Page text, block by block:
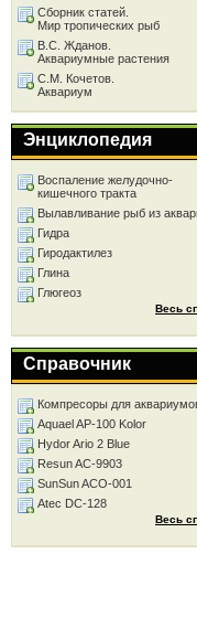
Сборник статей.
Мир тропических рыб
В.С. Жданов.
Аквариумные растения
С.М. Кочетов.
Аквариум
Энциклопедия
Воспаление желудочно-
кишечного тракта
Вылавливание рыб из
Гидра
Гиродактилез
Глина
Глюгеоз
Весь
Справочник
Компресоры для
Aquael AP-100 Kolor
Hydor Ario 2 Blue
Resun AC-9903
SunSun ACO-001
Atec DC-128
Весь